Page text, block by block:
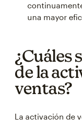
una mayor
¿Cuáles
de la
ventas?
La activación de